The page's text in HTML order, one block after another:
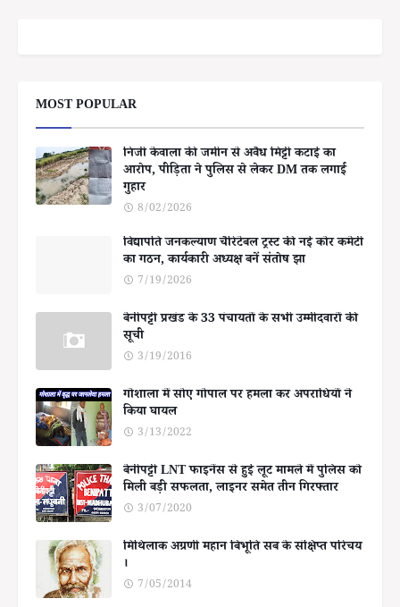
MOST POPULAR
निजी केवाला की जमीन से अवैध मिट्टी कटाई का
आरोप, पीड़िता ने पुलिस से लेकर DM तक लगाई
गुहार
8/02/2026
विद्यापति जनकल्याण चैरिटेबल ट्रस्ट की नई कोर कमेटी
का गठन, कार्यकारी अध्यक्ष बनें संतोष झा
7/19/2026
बेनीपट्टी प्रखंड के 33 पंचायतों के सभी उम्मीदवारों की
सूची
3/19/2016
गोशाला में सोए गोपाल पर हमला कर अपराधियों ने
किया घायल
3/13/2022
बेनीपट्टी LNT फाइनेंस से हुई लूट मामले में पुलिस को
मिली बड़ी सफलता, लाइनर समेत तीन गिरफ्तार
3/07/2020
मिथिलाक अग्रणी महान बिभूति सब के संक्षिप्त परिचय
।
7/05/2014